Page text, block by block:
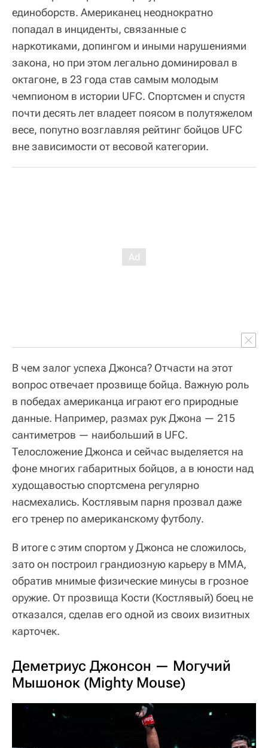
единоборств. Американец неоднократно
попадал в инциденты, связанные с
наркотиками, допингом и иными нарушениями
закона, но при этом легально доминировал в
октагоне, в 23 года став самым молодым
чемпионом в истории UFC. Спортсмен и спустя
почти десять лет владеет поясом в полутяжелом
весе, попутно возглавляя рейтинг бойцов UFC
вне зависимости от весовой категории.
В чем залог успеха Джонса? Отчасти на этот
вопрос отвечает прозвище бойца. Важную роль
в победах американца играют его природные
данные. Например, размах рук Джона — 215
сантиметров — наибольший в UFC.
Телосложение Джонса и сейчас выделяется на
фоне многих габаритных бойцов, а в юности над
худощавостью спортсмена регулярно
насмехались. Костлявым парня прозвал даже
его тренер по американскому футболу.
В итоге с этим спортом у Джонса не сложилось,
зато он построил грандиозную карьеру в ММА,
обратив мнимые физические минусы в грозное
оружие. От прозвища Кости (Костлявый) боец не
отказался, сделав его одной из своих визитных
карточек.
Деметриус Джонсон — Могучий
Мышонок (Mighty Mouse)